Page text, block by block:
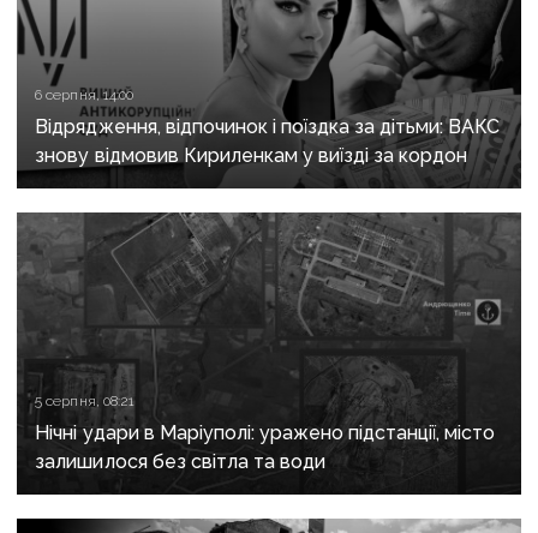
6 серпня, 14:00
Відрядження, відпочинок і поїздка за дітьми: ВАКС
знову відмовив Кириленкам у виїзді за кордон
5 серпня, 08:21
Нічні удари в Маріуполі: уражено підстанції, місто
залишилося без світла та води